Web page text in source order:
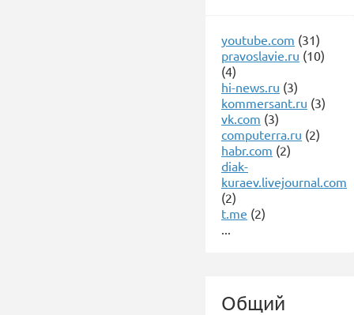
youtube.com (31)
pravoslavie.ru (10)
(4)
hi-news.ru (3)
kommersant.ru (3)
vk.com (3)
computerra.ru (2)
habr.com (2)
diak-
kuraev.livejournal.com
(2)
t.me (2)
...
Общий